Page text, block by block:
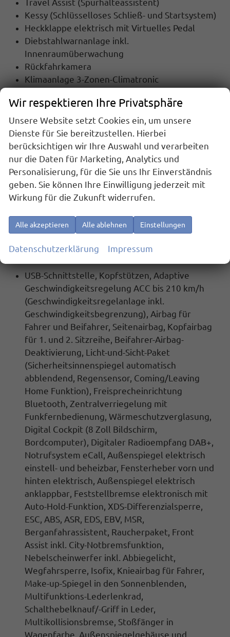
Travel Assist (Spurhalteassistent)
Kessy (Schlüsselloses Schließ- und Startsystem)
Heckklappe elektrisch mit Virtuelles Pedal
Diebstahlwarnanlage inkl.
Innenraumüberwachung
Rückfahrkamera
Klimaanlage 3-Zonen-Climatronic
17 Zoll Leichtmetallräder "Salvador", Reifen
215/55 R17 AirStop
[9WJ] Wireless App-Connect
[PAA] Trailer Assist(Anhängevorrichtung
anklappbar, Trailer Assist, Parklenkassistent für
Quer- und Längsparken)
[PG3] 7 Sitze, 2 separate Sitze in der 3. Sitzreihe
[RBD] Radio-Navigationssystem "Discover
Verkehrszeichenerkennung,
Streaming&Internet)
USB-Schnittstelle, Kopfstützen, Adaptive
Geschwindigkeitsregelung ACC bis 210 km/h
(Geschwindigkeitsregelanlage inkl.
Geschwindigkeitsbegrenzung), Airbag für
Fahrer und Beifahrer, Seitenairbag, Kopfairbag
für 1. und 2. Sitzreihe, Beifahrer-Airbag-
Deaktivierung, Licht-und-Sicht-Paket
(Sicherheitsinnenspiegel automatisch
abblendend, Regensensor, Coming/Leaving
Home Funktion), Freisprecheinrichtung
Bluetooth, Zentralverriegelung mit
Funkfernbedienung, Wärmeschutzverglasung,
Digital Cockpit (8 Zoll Bildschirm,
Bordcomputer), Digitaler Radioempfang DAB+,
Notrufsystem eCall, Außenspiegel elektrisch
einstell- und beheizbar, Fensterheber vorn und
hinten elektrisch, Außenspiegel elektrisch
anklappbar, Feststellbremse elektronisch mit
Auto-Hold-Funktion, XDS-Differenzialsperre,
ESC, ABS, ASR, EDS, EBV, MSR,
Berganfahrassistent, Raucherpaket, Front
Assist inkl. City-Notbremsfunktion,
Nebelscheinwerfer inkl. Abbiegelicht,
Wegfahrsperre, Isofix, Knieairbag für Fahrer,
Make-up-Spiegel in den Sonnenblenden,
Multifunktions-Lederlenkrad ,
Schalthebelknauf/-Griff in Leder,
Multikollisionsbremse, Stoßfänger in
Wagenfarbe, Außenspiegelgehäuse und
Wir respektieren Ihre Privatsphäre
Unsere Website setzt Cookies ein, um unsere
Dienste für Sie bereitzustellen. Hierbei
berücksichtigen wir Ihre Auswahl und verarbeiten
nur die Daten für Marketing, Analytics und
Personalisierung, für die Sie uns Ihr Einverständnis
geben. Sie können Ihre Einwilligung jederzeit mit
Wirkung für die Zukunft widerrufen.
Alle akzeptieren Alle ablehnen Einstellungen
Datenschutzerklärung Impressum